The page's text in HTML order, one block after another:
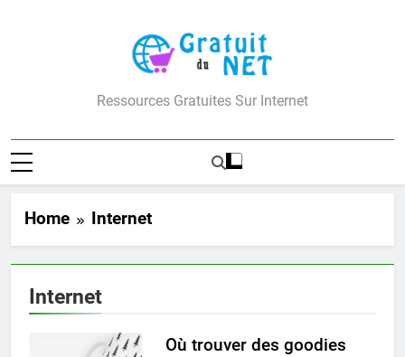
Gratuit Du Net
Ressources Gratuites Sur Internet
Home Internet
Internet
Où trouver des goodies